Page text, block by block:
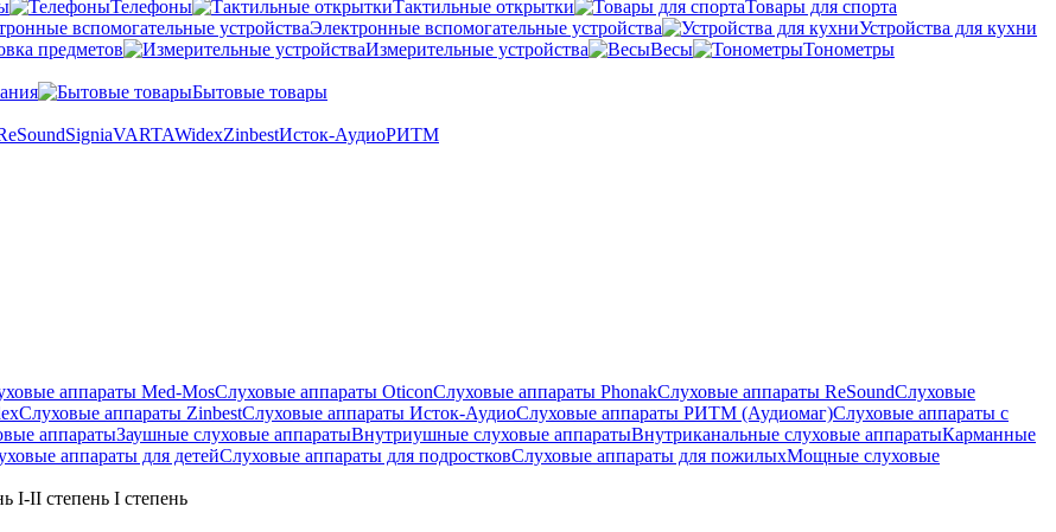
Телефоны Тактильные открытки
Товары для спорта
Электронные вспомогательные устройства
Устройства для кухни
предметов Измерительные устройства Весы
Тонометры
Бытовые товары
SigniaVARTAWidexZinbestИсток-АудиоРИТМ
аппараты Med-MosСлуховые аппараты OticonСлуховые аппараты PhonakСлуховые аппараты ReSoundСлуховые
Слуховые аппараты ZinbestСлуховые аппараты Исток-АудиоСлуховые аппараты РИТМ (Аудиомаг)Слуховые аппараты с
аппаратыЗаушные слуховые аппаратыВнутриушные слуховые аппаратыВнутриканальные слуховые аппаратыКарманные
аппараты для детейСлуховые аппараты для подростковСлуховые аппараты для пожилыхМощные слуховые
I-II степень I степень